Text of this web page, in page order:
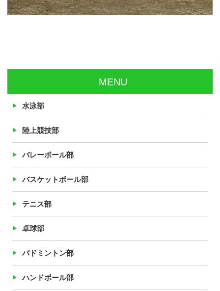
MENU
水泳部
陸上競技部
バレーボール部
バスケットボール部
テニス部
卓球部
バドミントン部
ハンドボール部